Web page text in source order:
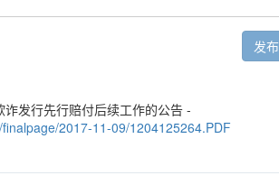
发布
发行先行赔付后续工作的公告 -
2017-11-09/1204125264.PDF